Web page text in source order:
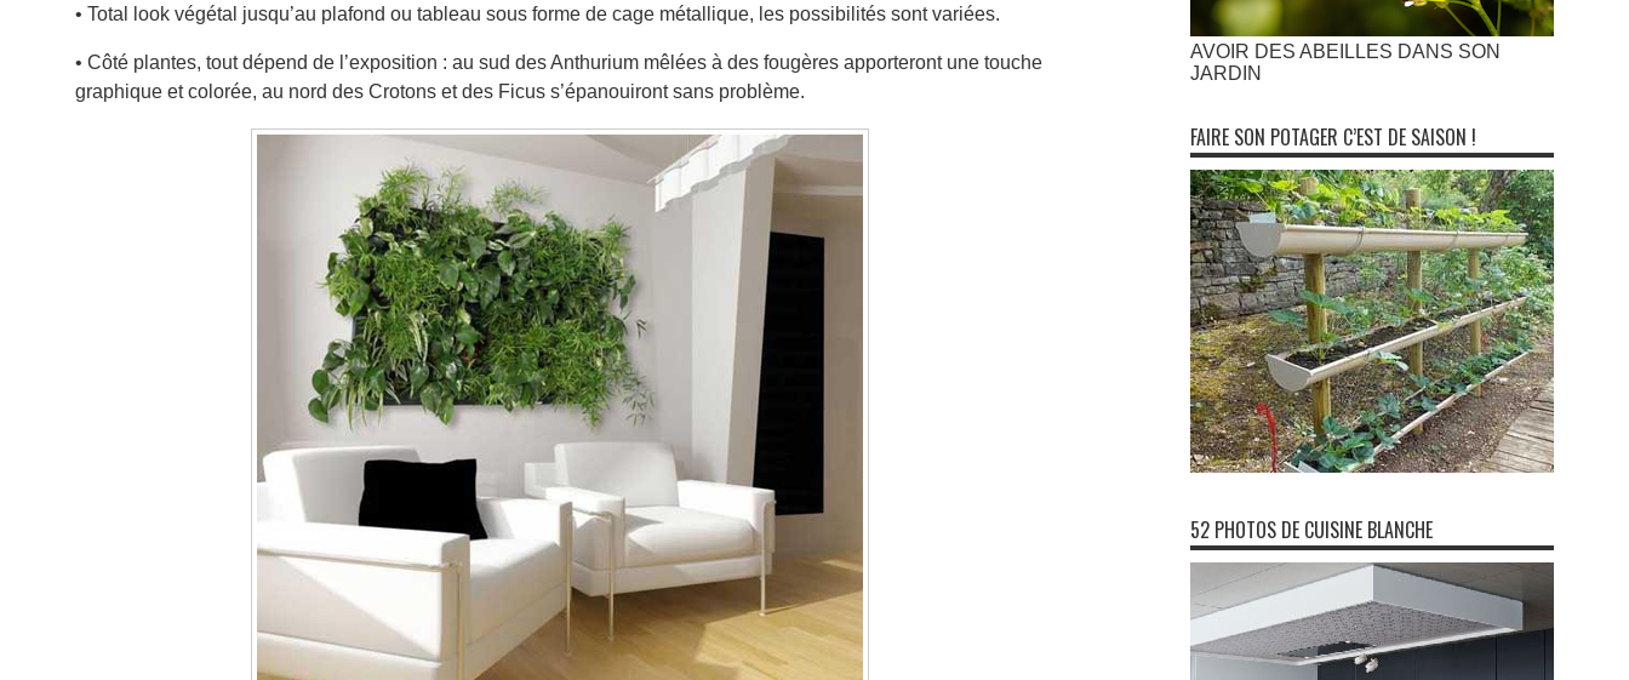
• Total look végétal jusqu’au plafond ou tableau sous forme de cage métallique, les possibilités sont variées.
• Côté plantes, tout dépend de l’exposition : au sud des Anthurium mêlées à des fougères apporteront une touche
graphique et colorée, au nord des Crotons et des Ficus s’épanouiront sans problème.
AVOIR DES ABEILLES DANS SON
JARDIN
FAIRE SON POTAGER C’EST DE SAISON !
52 PHOTOS DE CUISINE BLANCHE